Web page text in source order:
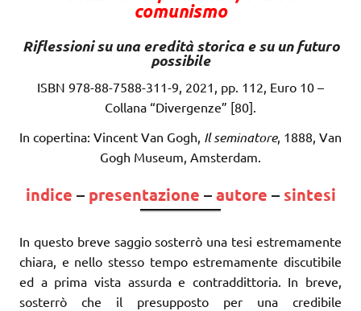
comunismo
Riflessioni su una eredità storica e su un futuro
possibile
ISBN 978-88-7588-311-9, 2021, pp. 112, Euro 10 –
Collana “Divergenze” [80].
In copertina: Vincent Van Gogh, Il seminatore, 1888, Van
Gogh Museum, Amsterdam.
indice – presentazione –autore – sintesi
In questo breve saggio sosterrò una tesi estremamente
chiara, e nello stesso tempo estremamente discutibile
ed a prima vista assurda e contraddittoria. In breve,
sosterrò che il presupposto per una credibile